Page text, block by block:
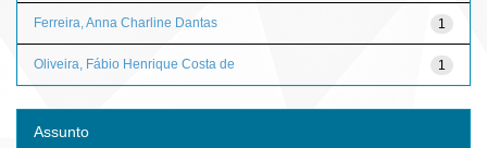
1
Ferreira, Anna Charline Dantas
1
Oliveira, Fábio Henrique Costa de
Assunto